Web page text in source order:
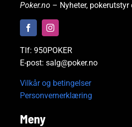
Poker.no – Nyheter, pokerutstyr
Tlf: 950POKER
E-post: salg@poker.no
Vilkår og betingelser
Personvernerklæring
Meny